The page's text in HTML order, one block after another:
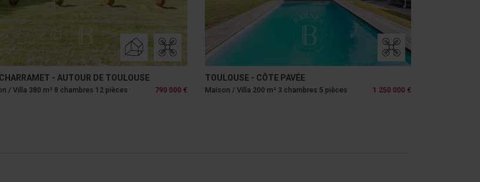
- CÔTE PAVÉE
/ Villa 200 m² 3 chambres 5 pièces 1 250 000 €
TOULOUSE - LE BUSCA
Maison / Villa 188 m² 5 chambres 6 pièces 1 350 000 €